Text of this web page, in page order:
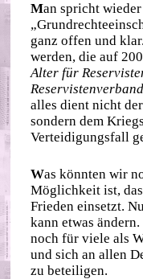
Man spricht
ganz offen und
werden, die auf
Alter für
alles dient nicht
sondern dem
Verteidigungsfall
Was könnten wir
Möglichkeit ist,
Frieden einsetzt.
kann etwas
noch für viele als
und sich an allen
zu beteiligen.